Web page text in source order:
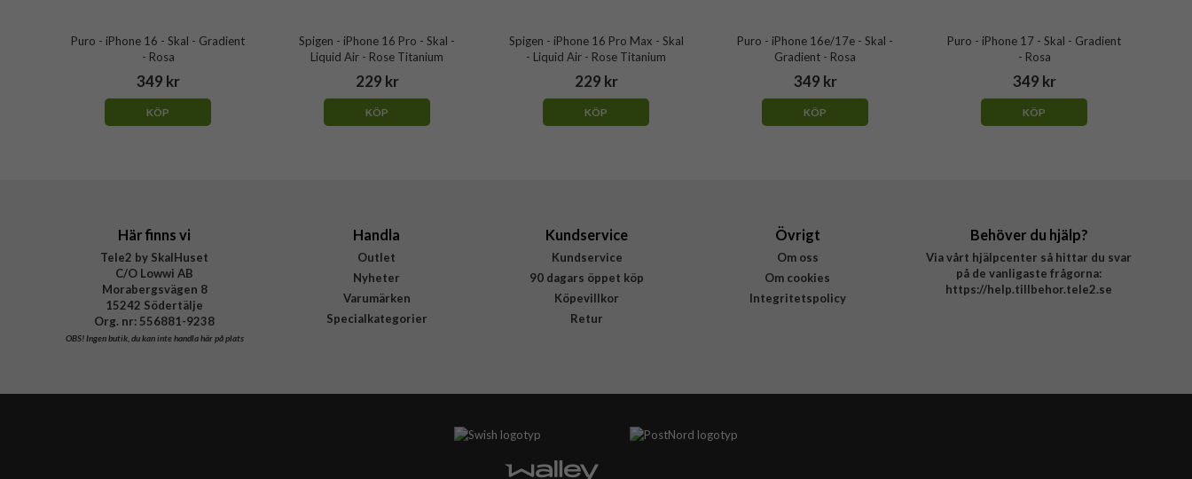
Puro - iPhone 16 - Skal - Gradient
- Rosa
349 kr
KÖP
Spigen - iPhone 16 Pro - Skal -
Liquid Air - Rose Titanium
229 kr
KÖP
Spigen - iPhone 16 Pro Max - Skal
- Liquid Air - Rose Titanium
229 kr
KÖP
Puro - iPhone 16e/17e - Skal -
Gradient - Rosa
349 kr
KÖP
Puro - iPhone 17 - Skal - Gradient
- Rosa
349 kr
KÖP
Här finns vi
Tele2 by SkalHuset
C/O Lowwi AB
Morabergsvägen 8
15242 Södertälje
Org. nr: 556881-9238
OBS!Ingen butik, du kan inte handla här på plats
Handla
Outlet
Nyheter
Varumärken
Specialkategorier
Kundservice
Kundservice
90 dagars öppet köp
Köpevillkor
Retur
Övrigt
Om oss
Om cookies
Integritetspolicy
Behöver du hjälp?
Via vårt hjälpcenter så hittar du svar
på de vanligaste frågorna:
https://help.tillbehor.tele2.se